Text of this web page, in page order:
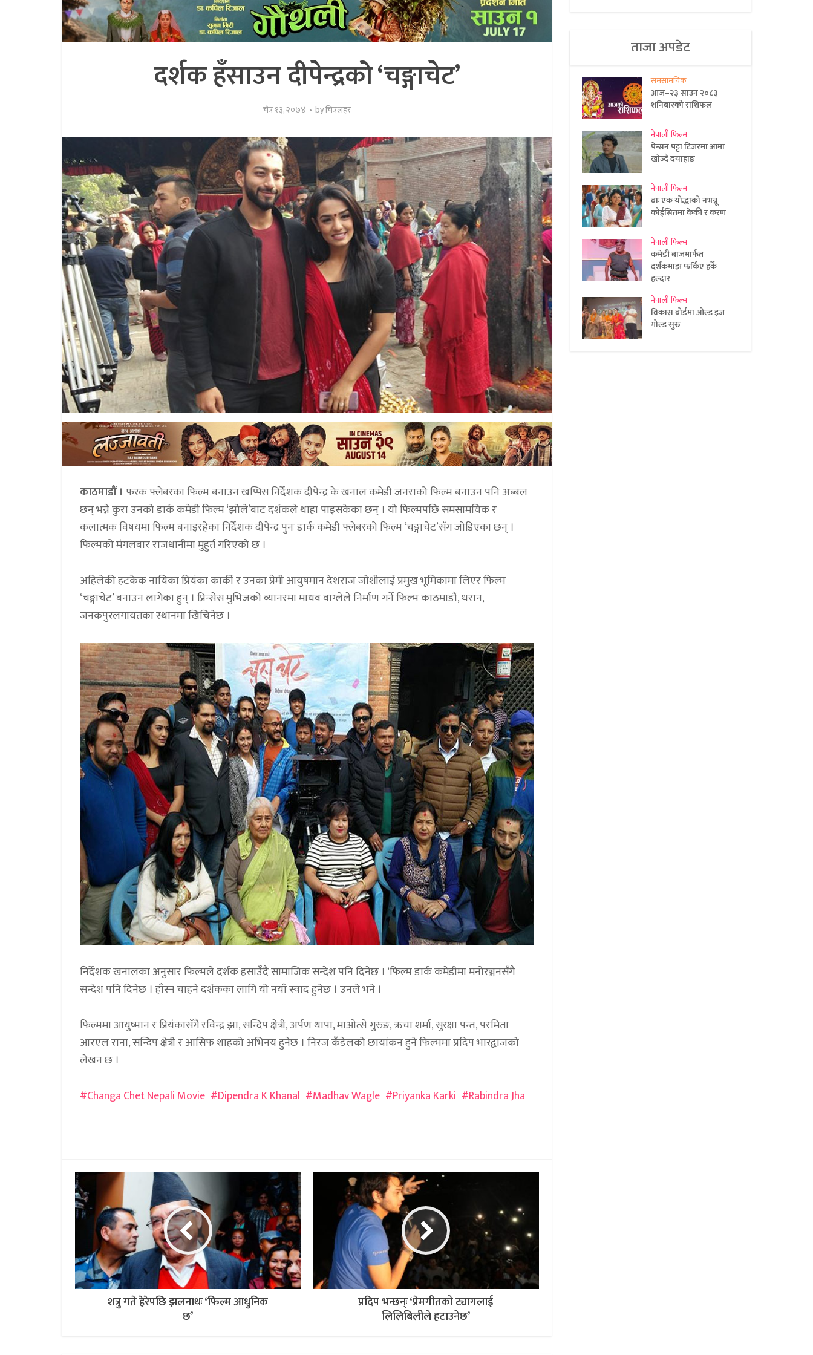
दर्शक हँसाउन दीपेन्द्रको ‘चङ्गाचेट’
चैत्र १३, २०७४ byचित्रलहर
काठमाडौं । फरक फ्लेबरका फिल्म बनाउन खप्पिस निर्देशक दीपेन्द्र के खनाल कमेडी जनराको फिल्म बनाउन पनि अब्बल
छन् भन्ने कुरा उनको डार्क कमेडी फिल्म ‘झोले’बाट दर्शकले थाहा पाइसकेका छन् । यो फिल्मपछि समसामयिक र
कलात्मक विषयमा फिल्म बनाइरहेका निर्देशक दीपेन्द्र पुनः डार्क कमेडी फ्लेबरको फिल्म ‘चङ्गाचेट’सँग जोडिएका छन् ।
फिल्मको मंगलबार राजधानीमा मुहुर्त गरिएको छ ।
अहिलेकी हटकेक नायिका प्रियंका कार्की र उनका प्रेमी आयुषमान देशराज जोशीलाई प्रमुख भूमिकामा लिएर फिल्म
‘चङ्गाचेट’ बनाउन लागेका हुन् । प्रिन्सेस मुभिजको व्यानरमा माधव वाग्लेले निर्माण गर्ने फिल्म काठमाडौं, धरान,
जनकपुरलगायतका स्थानमा खिचिनेछ ।
निर्देशक खनालका अनुसार फिल्मले दर्शक हसाउँदै सामाजिक सन्देश पनि दिनेछ । ‘फिल्म डार्क कमेडीमा मनोरञ्जनसँगै
सन्देश पनि दिनेछ । हाँस्न चाहने दर्शकका लागि यो नयाँ स्वाद हुनेछ । उनले भने ।
फिल्ममा आयुष्मान र प्रियंकासँगै रविन्द्र झा, सन्दिप क्षेत्री, अर्पण थापा, माओत्से गुरुङ, ऋचा शर्मा, सुरक्षा पन्त, परमिता
आरएल राना, सन्दिप क्षेत्री र आसिफ शाहको अभिनय हुनेछ । निरज कँडेलको छायांकन हुने फिल्ममा प्रदिप भारद्वाजको
लेखन छ ।
Changa Chet Nepali Movie
Dipendra K Khanal Madhav Wagle Priyanka Karki Rabindra Jha
शत्रु गते हेरेपछि झलनाथः ‘फिल्म आधुनिक
छ’
प्रदिप भन्छन्ः ‘प्रेमगीतको ट्यागलाई
लिलिबिलीले हटाउनेछ’
ताजा अपडेट
समसामयिक
आज–२३ साउन २०८३
शनिबारको राशिफल
नेपाली फिल्म
पेन्सन पट्टा टिजरमा आमा
खोज्दै दयाहाङ
नेपाली फिल्म
बाः एक योद्धाको नभन्नू
कोईसितमा केकी र करण
नेपाली फिल्म
कमेडी बाजमार्फत
दर्शकमाझ फर्किए हर्के
हल्दार
नेपाली फिल्म
विकास बोर्डमा ओल्ड इज
गोल्ड सुरु